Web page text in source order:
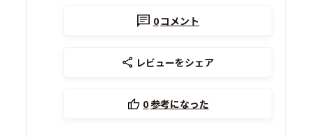
0コメント
レビューをシェア
0参考になった